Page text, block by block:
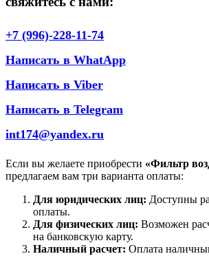
+7 (996)-228-11-74
Написать в WhatApp
Написать в Viber
Написать в Telegram
int174@yandex.ru
Если вы желаете приобрести «Фильтр
предлагаем вам три варианта оплаты:
Для юридических лиц: Доступны
оплаты.
Для физических лиц: Возможен
на банковскую карту.
Наличный расчет: Оплата